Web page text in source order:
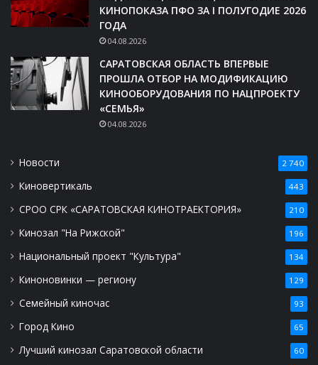
КИНОПОКАЗА ПФО ЗА I ПОЛУГОДИЕ 2026
ГОДА
04.08.2026
САРАТОВСКАЯ ОБЛАСТЬ ВПЕРВЫЕ
ПРОШЛА ОТБОР НА МОДИФИКАЦИЮ
КИНООБОРУДОВАНИЯ ПО НАЦПРОЕКТУ
«СЕМЬЯ»
04.08.2026
Новости 2 740
Киновертикаль 443
СРОО СРК «САРАТОВСКАЯ КИНОТРАЕКТОРИЯ» 210
Кинозал "На Рижской" 196
Национальный проект "Культура" 134
Киноновинки — региону 129
Семейный киночас 93
Город Кино 65
Лучший кинозал Саратовской области 60